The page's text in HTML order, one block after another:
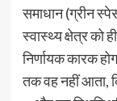
समाधान (ग्रीन
स्वास्थ्य क्षेत्र को
निर्णायक कारक
तक वह नहीं आता,